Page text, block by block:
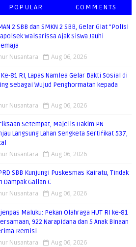
POPULAR COMMENTS
2 SBB dan SMKN 2 SBB, Gelar Giat "Polisi
Waisarissa Ajak Siswa Jauhi
Nusantara Aug 06, 2026
Ke-81 RI, Lapas Namlea Gelar Bakti Sosial di
sebagai Wujud Penghormatan kepada
Nusantara Aug 06, 2026
Setempat, Majelis Hakim PN
Langsung Lahan Sengketa Sertifikat 537,
Nusantara Aug 06, 2026
SBB Kunjungi Puskesmas Kairatu, Tindak
Dampak Galian C
Nusantara Aug 06, 2026
Maluku: Pekan Olahraga HUT RI ke-81
922 Narapidana dan 5 Anak Binaan
Remisi
Nusantara Aug 06, 2026